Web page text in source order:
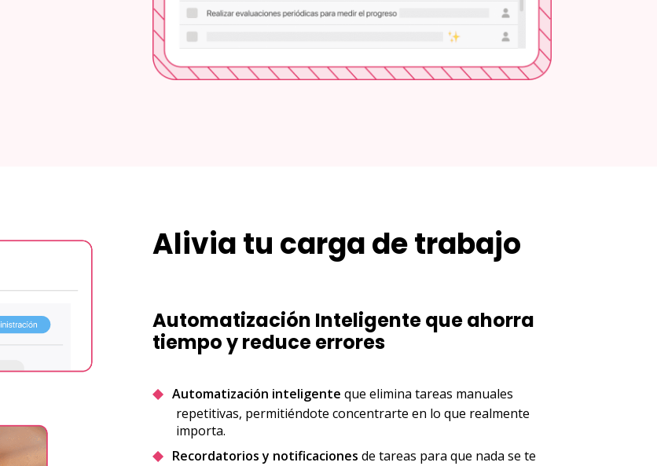
Alivia tu carga de trabajo
Automatización Inteligente que ahorra
tiempo y reduce errores
Automatización inteligente que elimina tareas manuales
repetitivas, permitiéndote concentrarte en lo que realmente
importa.
Recordatorios y notificaciones de tareas para que nada se te